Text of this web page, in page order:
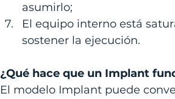
asumirlo;
El equipo interno está
sostener la ejecución.
¿Qué hace que un Implant
El modelo Implant puede